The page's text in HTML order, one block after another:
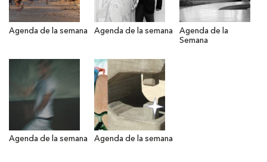
Agenda de la semana Agenda de la semana
Agenda de la
Semana
Agenda de la semana Agenda de la semana